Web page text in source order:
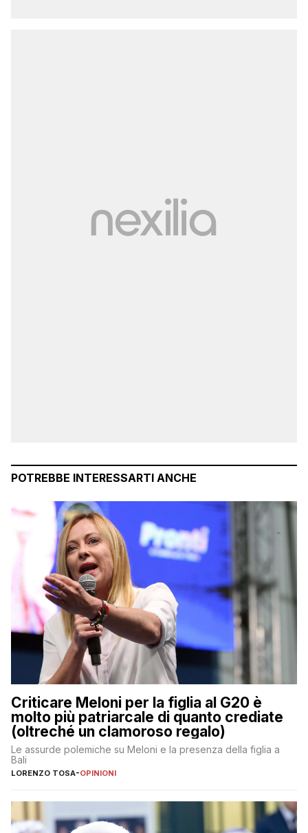
POTREBBE INTERESSARTI ANCHE
Criticare Meloni per la figlia al G20 è
molto più patriarcale di quanto crediate
(oltreché un clamoroso regalo)
Le assurde polemiche su Meloni e la presenza della figlia a
Bali
LORENZO TOSA-OPINIONI